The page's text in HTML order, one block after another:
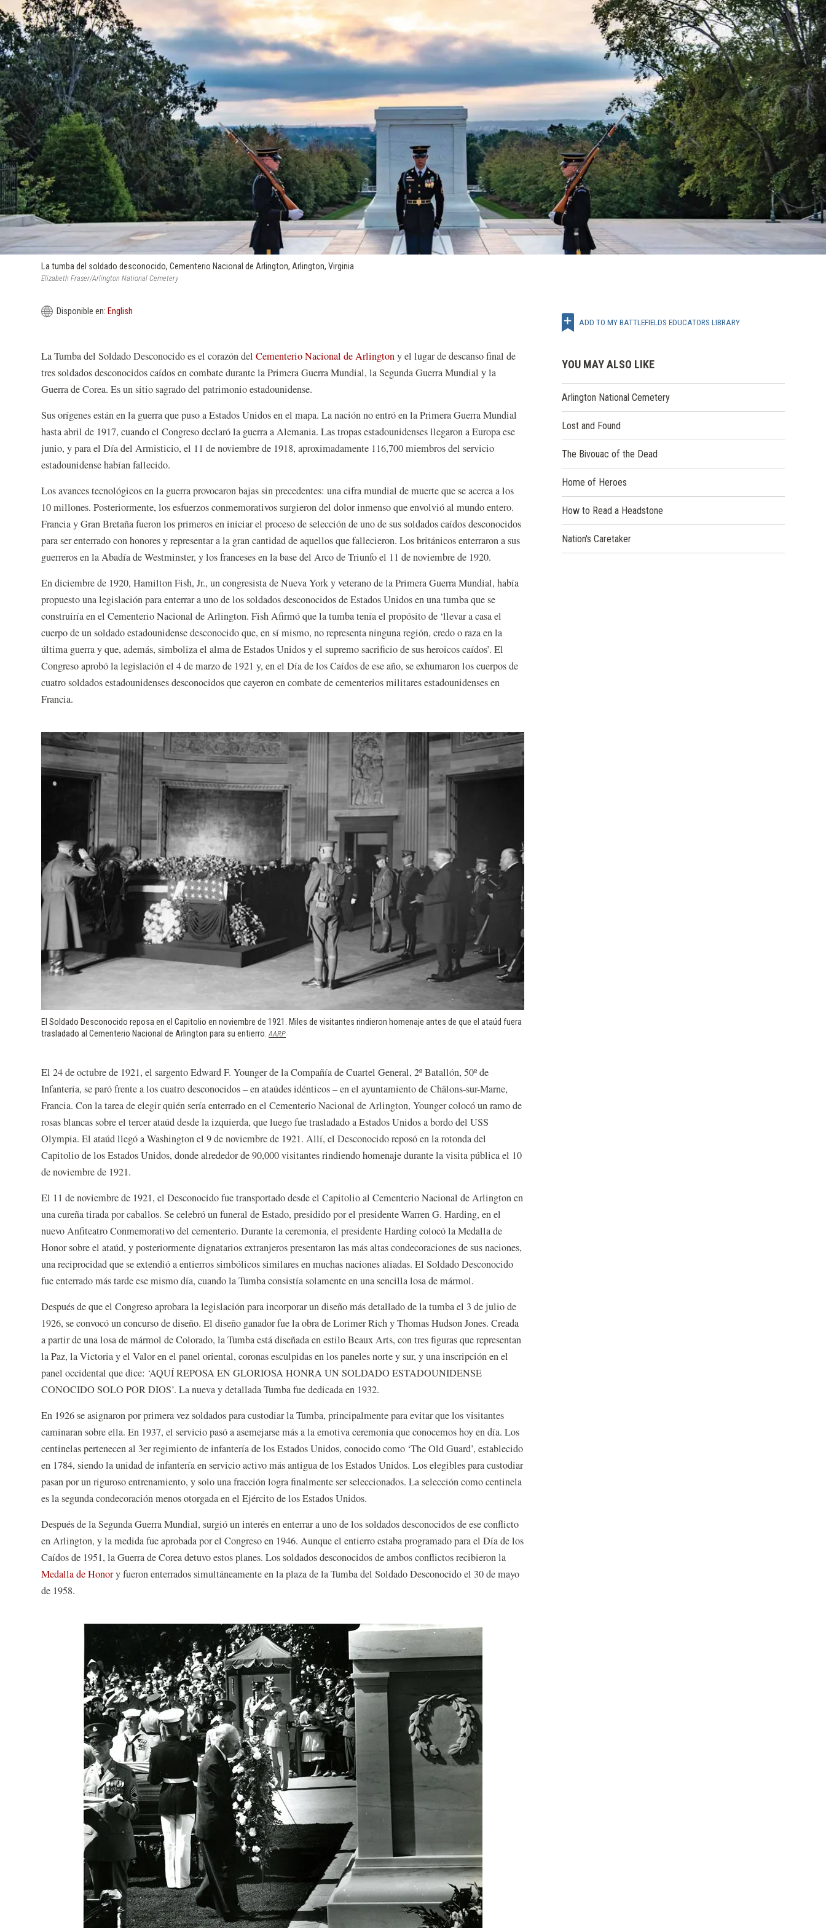
La tumba del soldado desconocido, Cementerio Nacional de Arlington, Arlington, Virginia
Elizabeth Fraser/Arlington National Cemetery
Disponible en: English
La Tumba del Soldado Desconocido es el corazón delCementerio Nacional de Arlingtony el lugar de descanso final de
tres soldados desconocidos caídos en combate durante la Primera Guerra Mundial, la Segunda Guerra Mundial y la
Guerra de Corea. Es un sitio sagrado del patrimonio estadounidense.
Sus orígenes están en la guerra que puso a Estados Unidos en el mapa. La nación no entró en la Primera Guerra Mundial
hasta abril de 1917, cuando el Congreso declaró la guerra a Alemania. Las tropas estadounidenses llegaron a Europa ese
junio, y para el Día del Armisticio, el 11 de noviembre de 1918, aproximadamente 116,700 miembros del servicio
estadounidense habían fallecido.
Los avances tecnológicos en la guerra provocaron bajas sin precedentes: una cifra mundial de muerte que se acerca a los
10 millones. Posteriormente, los esfuerzos conmemorativos surgieron del dolor inmenso que envolvió al mundo entero.
Francia y Gran Bretaña fueron los primeros en iniciar el proceso de selección de uno de sus soldados caídos desconocidos
para ser enterrado con honores y representar a la gran cantidad de aquellos que fallecieron. Los británicos enterraron a sus
guerreros en la Abadía de Westminster, y los franceses en la base del Arco de Triunfo el 11 de noviembre de 1920.
En diciembre de 1920, Hamilton Fish, Jr., un congresista de Nueva York y veterano de la Primera Guerra Mundial, había
propuesto una legislación para enterrar a uno de los soldados desconocidos de Estados Unidos en una tumba que se
construiría en el Cementerio Nacional de Arlington. Fish Afirmó que la tumba tenía el propósito de ‘llevar a casa el
cuerpo de un soldado estadounidense desconocido que, en sí mismo, no representa ninguna región, credo o raza en la
última guerra y que, además, simboliza el alma de Estados Unidos y el supremo sacrificio de sus heroicos caídos’. El
Congreso aprobó la legislación el 4 de marzo de 1921 y, en el Día de los Caídos de ese año, se exhumaron los cuerpos de
cuatro soldados estadounidenses desconocidos que cayeron en combate de cementerios militares estadounidenses en
Francia.
El Soldado Desconocido reposa en el Capitolio en noviembre de 1921. Miles de visitantes rindieron homenaje antes de que el ataúd fuera
trasladado al Cementerio Nacional de Arlington para su entierro. AARP(opens in a new window)
El 24 de octubre de 1921, el sargento Edward F. Younger de la Compañía de Cuartel General, 2º Batallón, 50º de
Infantería, se paró frente a los cuatro desconocidos – en ataúdes idénticos – en el ayuntamiento de Châlons-sur-Marne,
Francia. Con la tarea de elegir quién sería enterrado en el Cementerio Nacional de Arlington, Younger colocó un ramo de
rosas blancas sobre el tercer ataúd desde la izquierda, que luego fue trasladado a Estados Unidos a bordo del USS
Olympia. El ataúd llegó a Washington el 9 de noviembre de 1921. Allí, el Desconocido reposó en la rotonda del
Capitolio de los Estados Unidos, donde alrededor de 90,000 visitantes rindiendo homenaje durante la visita pública el 10
de noviembre de 1921.
El 11 de noviembre de 1921, el Desconocido fue transportado desde el Capitolio al Cementerio Nacional de Arlington en
una cureña tirada por caballos. Se celebró un funeral de Estado, presidido por el presidente Warren G. Harding, en el
nuevo Anfiteatro Conmemorativo del cementerio. Durante la ceremonia, el presidente Harding colocó la Medalla de
Honor sobre el ataúd, y posteriormente dignatarios extranjeros presentaron las más altas condecoraciones de sus naciones,
una reciprocidad que se extendió a entierros simbólicos similares en muchas naciones aliadas. El Soldado Desconocido
fue enterrado más tarde ese mismo día, cuando la Tumba consistía solamente en una sencilla losa de mármol.
Después de que el Congreso aprobara la legislación para incorporar un diseño más detallado de la tumba el 3 de julio de
1926, se convocó un concurso de diseño. El diseño ganador fue la obra de Lorimer Rich y Thomas Hudson Jones. Creada
a partir de una losa de mármol de Colorado, la Tumba está diseñada en estilo Beaux Arts, con tres figuras que representan
la Paz, la Victoria y el Valor en el panel oriental, coronas esculpidas en los paneles norte y sur, y una inscripción en el
panel occidental que dice: ‘AQUÍ REPOSA EN GLORIOSA HONRA UN SOLDADO ESTADOUNIDENSE
CONOCIDO SOLO POR DIOS’. La nueva y detallada Tumba fue dedicada en 1932.
En 1926 se asignaron por primera vez soldados para custodiar la Tumba, principalmente para evitar que los visitantes
caminaran sobre ella. En 1937, el servicio pasó a asemejarse más a la emotiva ceremonia que conocemos hoy en día. Los
centinelas pertenecen al 3er regimiento de infantería de los Estados Unidos, conocido como ‘The Old Guard’, establecido
en 1784, siendo la unidad de infantería en servicio activo más antigua de los Estados Unidos. Los elegibles para custodiar
pasan por un riguroso entrenamiento, y solo una fracción logra finalmente ser seleccionados. La selección como centinela
es la segunda condecoración menos otorgada en el Ejército de los Estados Unidos.
Después de la Segunda Guerra Mundial, surgió un interés en enterrar a uno de los soldados desconocidos de ese conflicto
en Arlington, y la medida fue aprobada por el Congreso en 1946. Aunque el entierro estaba programado para el Día de los
Caídos de 1951, la Guerra de Corea detuvo estos planes. Los soldados desconocidos de ambos conflictos recibieron la
Medalla de Honory fueron enterrados simultáneamente en la plaza de la Tumba del Soldado Desconocido el 30 de mayo
de 1958.
ADD TO MY BATTLEFIELDS EDUCATORS LIBRARY
YOU MAY ALSO LIKE
Arlington National Cemetery
Lost and Found
The Bivouac of the Dead
Home of Heroes
How to Read a Headstone
Nation's Caretaker